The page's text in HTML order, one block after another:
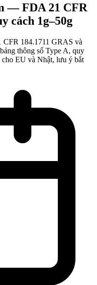
— FDA 21 CFR
cách 1g–50g
CFR 184.1711 GRAS và
thông số Type A, quy
cho EU và Nhật, lưu ý bắt